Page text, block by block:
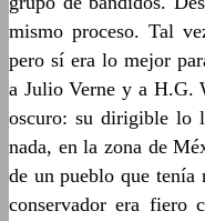
mismo proceso. Tal
pero sí era lo mejor
a Julio Verne y a H.G.
oscuro: su dirigible lo
nada, en la zona de
de un pueblo que tenía
conservador era fiero